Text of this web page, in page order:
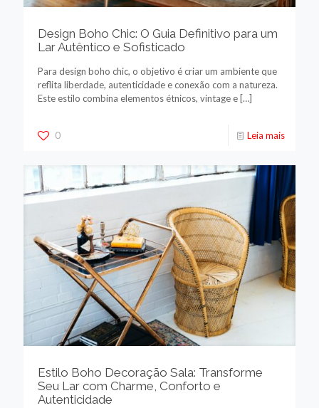
Design Boho Chic: O Guia Definitivo para um
Lar Autêntico e Sofisticado
Para design boho chic, o objetivo é criar um ambiente que
reflita liberdade, autenticidade e conexão com a natureza.
Este estilo combina elementos étnicos, vintage e […]
0 Leia mais
Estilo Boho Decoração Sala: Transforme
Seu Lar com Charme, Conforto e
Autenticidade